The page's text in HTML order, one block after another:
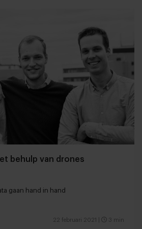
behulp van drones
gaan hand in hand
22 februari 2021 3 min